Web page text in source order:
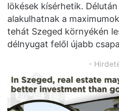
lökések kísérhetik.
alakulhatnak a
tehát Szeged környékén
délnyugat felől újabb
-